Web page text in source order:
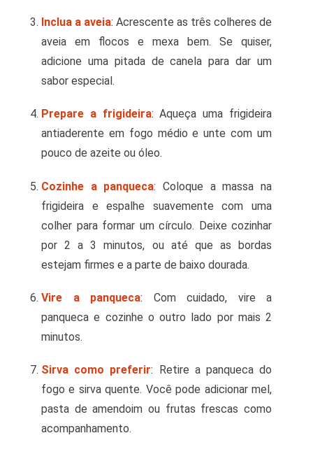
Inclua a aveia: Acrescente as três colheres de
aveia em flocos e mexa bem. Se quiser,
adicione uma pitada de canela para dar um
sabor especial.
Prepare a frigideira: Aqueça uma frigideira
antiaderente em fogo médio e unte com um
pouco de azeite ou óleo.
Cozinhe a panqueca: Coloque a massa na
frigideira e espalhe suavemente com uma
colher para formar um círculo. Deixe cozinhar
por 2 a 3 minutos, ou até que as bordas
estejam firmes e a parte de baixo dourada.
Vire a panqueca: Com cuidado, vire a
panqueca e cozinhe o outro lado por mais 2
minutos.
Sirva como preferir: Retire a panqueca do
fogo e sirva quente. Você pode adicionar mel,
pasta de amendoim ou frutas frescas como
acompanhamento.